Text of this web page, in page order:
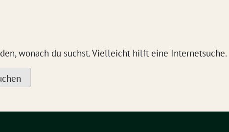
wonach du suchst. Vielleicht hilft eine Internetsuche.